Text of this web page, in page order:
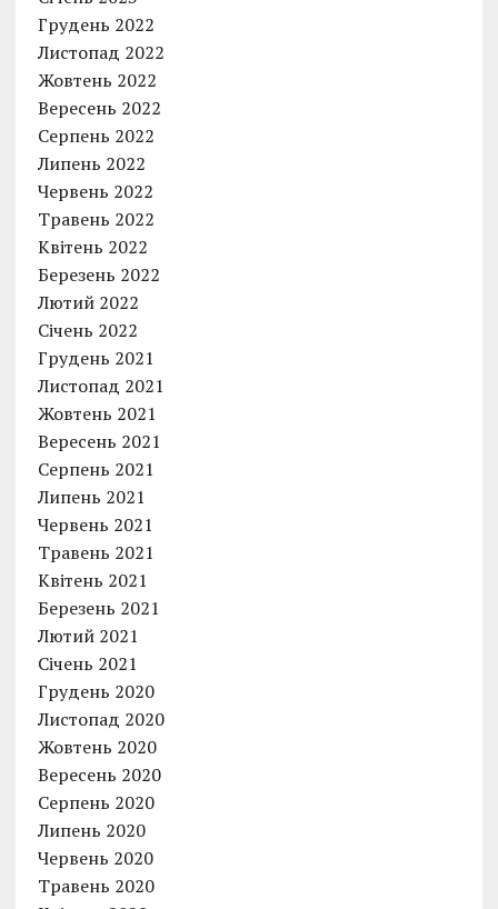
Грудень 2022
Листопад 2022
Жовтень 2022
Вересень 2022
Серпень 2022
Липень 2022
Червень 2022
Травень 2022
Квітень 2022
Березень 2022
Лютий 2022
Січень 2022
Грудень 2021
Листопад 2021
Жовтень 2021
Вересень 2021
Серпень 2021
Липень 2021
Червень 2021
Травень 2021
Квітень 2021
Березень 2021
Лютий 2021
Січень 2021
Грудень 2020
Листопад 2020
Жовтень 2020
Вересень 2020
Серпень 2020
Липень 2020
Червень 2020
Травень 2020